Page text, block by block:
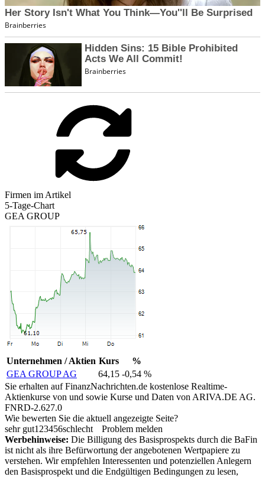
Firmen im Artikel
5-Tage-Chart
GEA GROUP
Unternehmen / Aktien Kurs
%
GEA GROUP AG
64,15 -0,54 %
Sie erhalten auf FinanzNachrichten.de kostenlose Realtime-
Aktienkurse von und sowie Kurse und Daten von ARIVA.DE AG.
FNRD-2.627.0
Wie bewerten Sie die aktuell angezeigte Seite?
sehr gut1 23456schlecht
Problem melden
Werbehinweise: Die Billigung des Basisprospekts durch die BaFin
ist nicht als ihre Befürwortung der angebotenen Wertpapiere zu
verstehen. Wir empfehlen Interessenten und potenziellen Anlegern
den Basisprospekt und die Endgültigen Bedingungen zu lesen,